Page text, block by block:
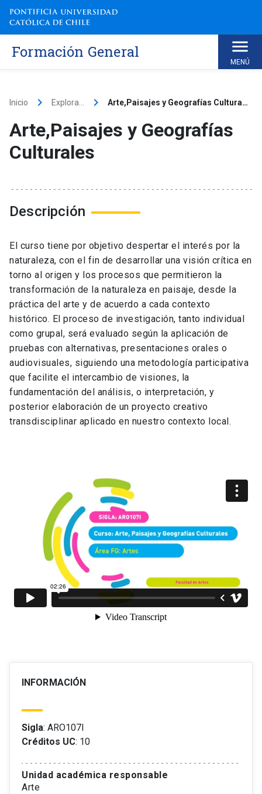
Skip
content
Formación General
MENÚ
Inicio keyboard_arrow_right Explora... keyboard_arrow_right Arte,Paisajes y Geografías Culturales
Arte,Paisajes y Geografías
Culturales
Descripción
El curso tiene por objetivo despertar el interés por la
naturaleza, con el fin de desarrollar una visión crítica en
torno al origen y los procesos que permitieron la
transformación de la naturaleza en paisaje, desde la
práctica del arte y de acuerdo a cada contexto
histórico. El proceso de investigación, tanto individual
como grupal, será evaluado según la aplicación de
pruebas con alternativas, presentaciones orales o
audiovisuales, siguiendo una metodología participativa
que facilite el intercambio de visiones, la
fundamentación del análisis, o interpretación, y
posterior elaboración de un proyecto creativo
transdisciplinar aplicado en nuestro contexto local.
INFORMACIÓN
Sigla: ARO107I
Créditos UC: 10
Unidad académica responsable
Arte